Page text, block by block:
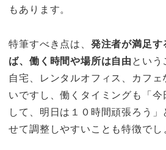
もあります。
特筆すべき点は、 発注者が満足
ば、働く時間や場所は自由という
自宅、レンタルオフィス、カフェ
いですし、働くタイミングも「
して、明日は１０時間頑張ろう
せて調整しやすいことも特徴でし